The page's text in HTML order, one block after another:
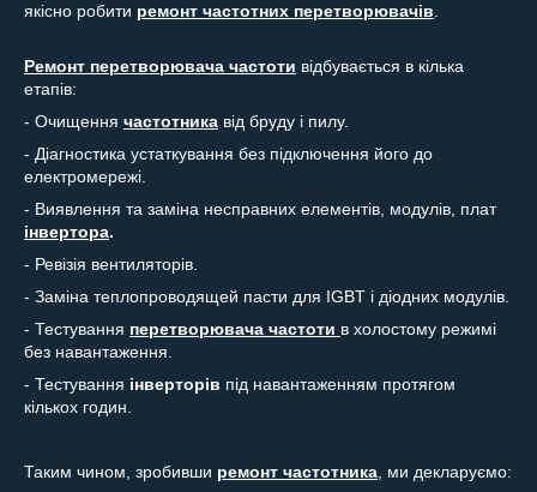
якісно робити ремонт частотних перетворювачів
Ремонт перетворювача частоти відбувається в кілька
етапів:
- Очищення частотника від бруду і пилу.
- Діагностика устаткування без підключення його до
електромережі.
- Виявлення та заміна несправних елементів, модулів, плат
інвертора.
- Ревізія вентиляторів.
- Заміна теплопроводящей пасти для IGBT і діодних модулів.
- Тестування перетворювача частоти в холостому режимі
без навантаження.
- Тестування інверторів під навантаженням протягом
кількох годин.
Таким чином, зробивши ремонт частотника , ми декларуємо: